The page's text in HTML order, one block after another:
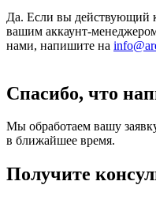
Да. Если вы действующий
вашим аккаунт-
нами, напишите на
Спасибо, что
Мы обработаем вашу
в ближайшее время.
Получите